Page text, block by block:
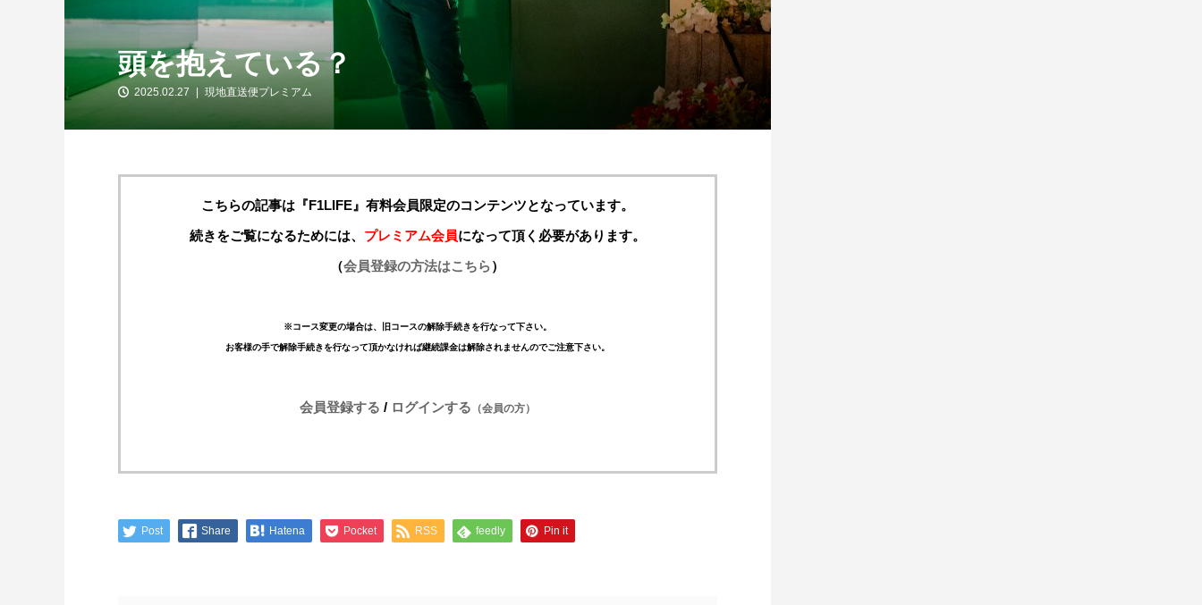
頭を抱えている？
2025.02.27 現地直送便プレミアム
こちらの記事は『F1LIFE』有料会員限定のコンテンツとなっています。
続きをご覧になるためには、 プレミアム会員になって頂く必要があります。
（会員登録の方法はこちら）
※コース変更の場合は、旧コースの解除手続きを行なって下さい。
お客様の手で解除手続きを行なって頂かなければ継続課金は解除されませんのでご注意下さい。
会員登録する / ログインする （会員の方）
Post Share Hatena Pocket RSS feedly Pin it